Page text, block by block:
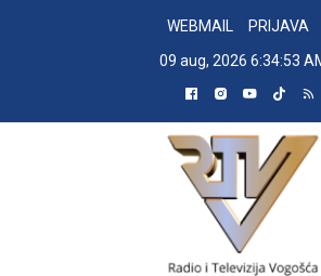
WEBMAIL
PRIJAVA
09 aug, 2026 6:34:54